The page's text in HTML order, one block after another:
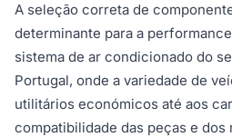
A seleção correta de
determinante para a
sistema de ar condicionado do
Portugal, onde a variedade de
utilitários económicos até aos
compatibilidade das peças e